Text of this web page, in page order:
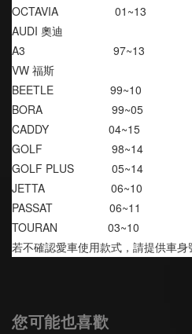
OCTAVIA                  01~13
AUDI 奧迪
A3                            97~13
VW 福斯
BEETLE                  99~10
BORA                      99~05
CADDY                   04~15
GOLF                      98~14
GOLF PLUS            05~14
JETTA                     06~10
PASSAT                  06~11
TOURAN                03~10
若不確認愛車使用款式，請提供車
您可能也喜歡